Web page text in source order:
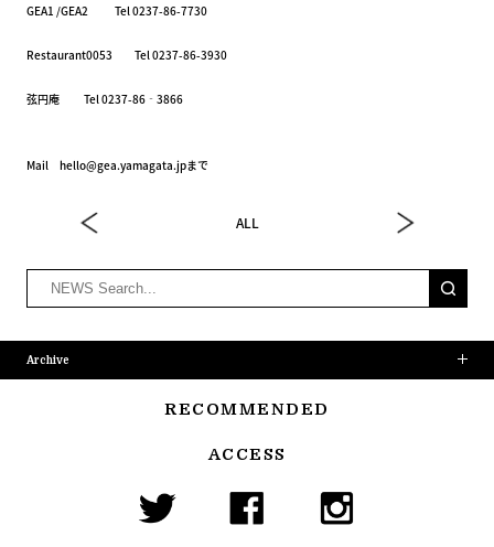
GEA1 /GEA2 Tel 0237-86-7730
Restaurant0053 Tel 0237-86-3930
弦円庵 Tel 0237-86‐3866
Mail hello@gea.yamagata.jpまで
ALL
Archive
RECOMMENDED
ACCESS